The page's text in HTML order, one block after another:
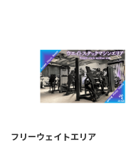
フリーウェイトエリア